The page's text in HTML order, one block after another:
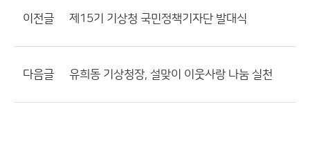
이전글 제15기 기상청 국민정책기자단 발대식
다음글 유희동 기상청장, 설맞이 이웃사랑 나눔 실천